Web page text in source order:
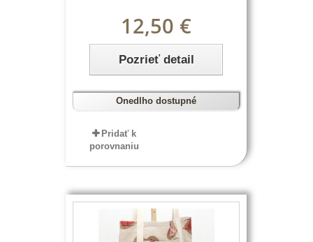
12,50 €
Pozrieť detail
Onedlho dostupné
Pridať k
porovnaniu